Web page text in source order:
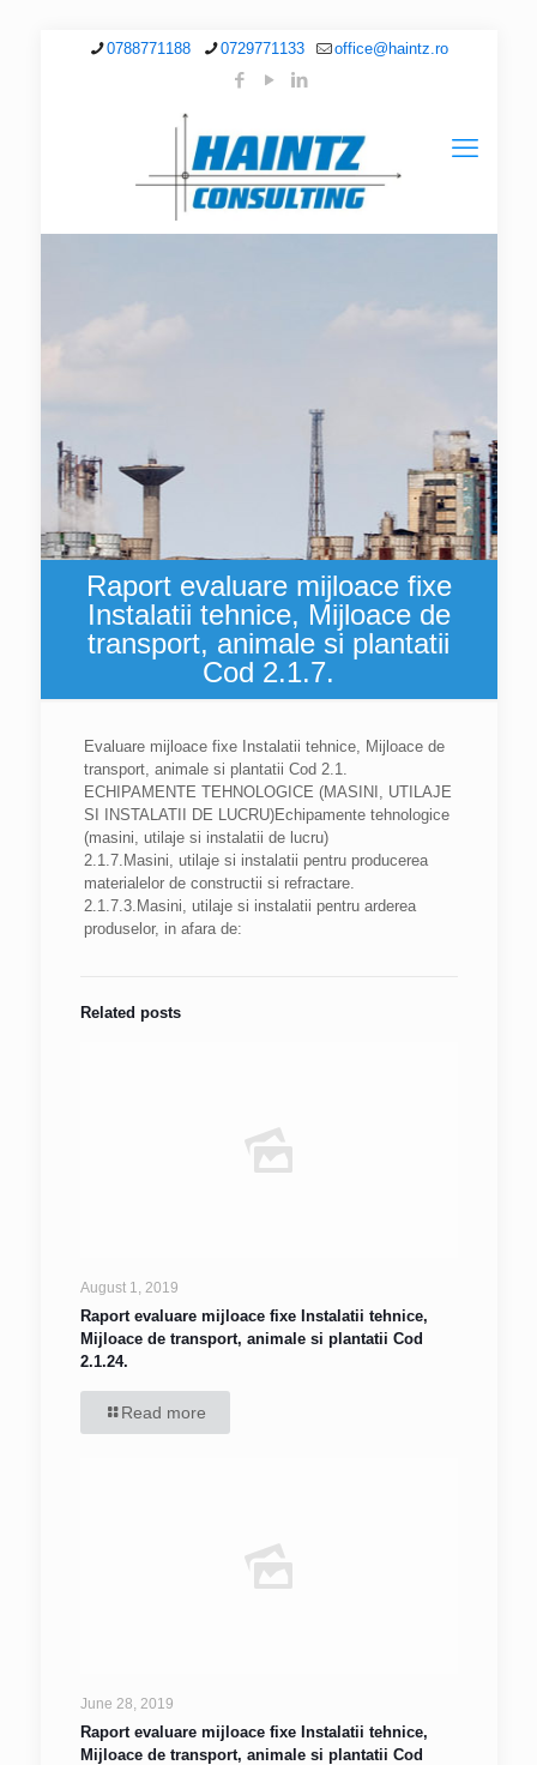
0788771188 0729771133 office@haintz.ro
Raport evaluare mijloace fixe
Instalatii tehnice, Mijloace de
transport, animale si plantatii
Cod 2.1.7.
Evaluare mijloace fixe Instalatii tehnice, Mijloace de
transport, animale si plantatii Cod 2.1.
ECHIPAMENTE TEHNOLOGICE (MASINI, UTILAJE
SI INSTALATII DE LUCRU)Echipamente tehnologice
(masini, utilaje si instalatii de lucru)
2.1.7.Masini, utilaje si instalatii pentru producerea
materialelor de constructii si refractare.
2.1.7.3.Masini, utilaje si instalatii pentru arderea
produselor, in afara de:
Related posts
August 1, 2019
Raport evaluare mijloace fixe Instalatii tehnice,
Mijloace de transport, animale si plantatii Cod
2.1.24.
Read more
June 28, 2019
Raport evaluare mijloace fixe Instalatii tehnice,
Mijloace de transport, animale si plantatii Cod